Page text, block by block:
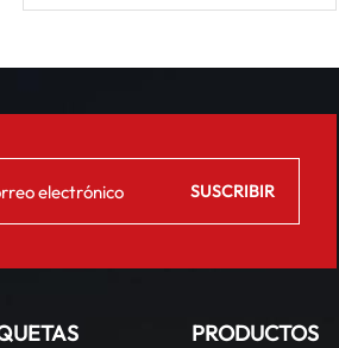
PRODUCTOS